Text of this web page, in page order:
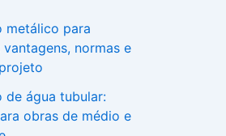
metálico para
normas e
de água tubular:
obras de médio e